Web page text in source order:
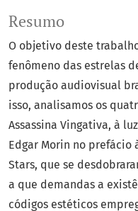
Resumo
O objetivo deste
fenômeno das estrelas
produção audiovisual
isso, analisamos os
Assassina Vingativa, à
Edgar Morin no prefácio
Stars, que se
a que demandas a
códigos estéticos